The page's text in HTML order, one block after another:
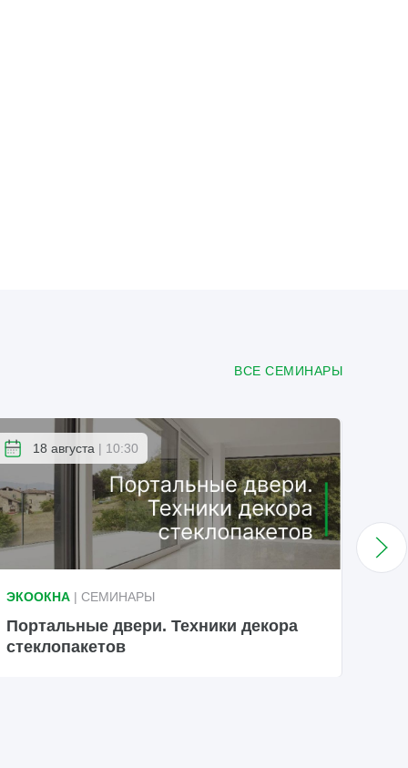
ВСЕ СЕМИНАРЫ
18 августа | 10:30
ЭКООКНА | СЕМИНАРЫ
Портальные двери. Техники декора
стеклопакетов